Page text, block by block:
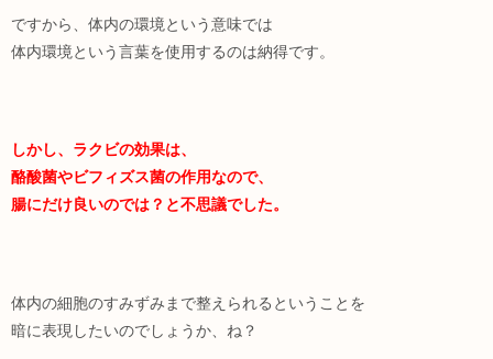
ですから、体内の環境という意味では
体内環境という言葉を使用するのは納得です。
しかし、ラクビの効果は、
酪酸菌やビフィズス菌の作用なので、
腸にだけ良いのでは？と不思議でした。
体内の細胞のすみずみまで整えられるということを
暗に表現したいのでしょうか、ね？